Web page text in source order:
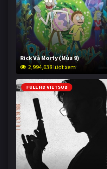
Rick Và Morty (Mùa 9)
2,994,638 lượt xem
FULL HD VIETSUB